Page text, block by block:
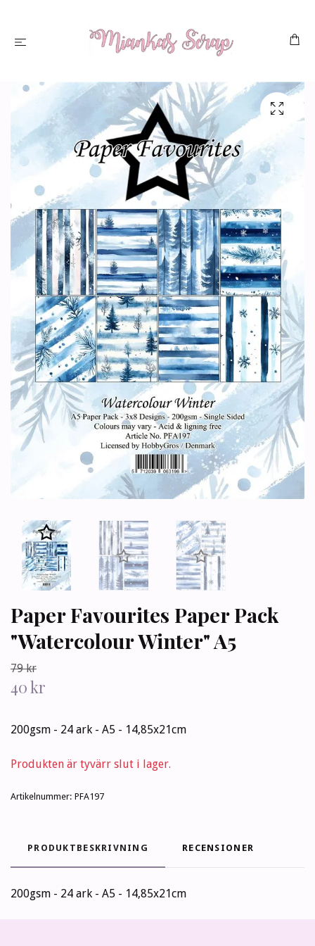
Paper Favourites Paper Pack
"Watercolour Winter" A5
79 kr
40 kr
200gsm - 24 ark - A5 - 14,85x21cm
Produkten är tyvärr slut i lager.
Artikelnummer: PFA197
PRODUKTBESKRIVNING RECENSIONER
200gsm - 24 ark - A5 - 14,85x21cm